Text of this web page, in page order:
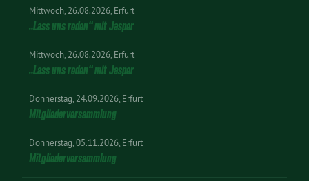
Mittwoch 26.08.2026 Erfurt
„Lass uns reden“ mit Jasper
Mittwoch 26.08.2026 Erfurt
„Lass uns reden“ mit Jasper
Donnerstag 24.09.2026 Erfurt
Mitgliederversammlung
Donnerstag 05.11.2026 Erfurt
Mitgliederversammlung